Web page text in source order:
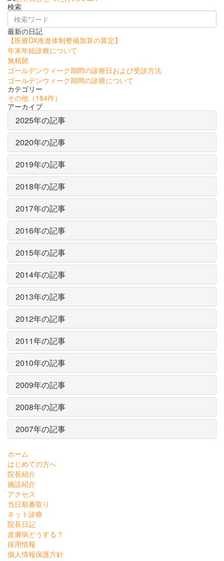
検索
最新の日記
【医療DX推進体制整備加算の算定】
年末年始診療について
無精髭
ゴールデンウィーク期間の診療日および受診方法
ゴールデンウィーク期間の診療について
カテゴリー
その他 （184件）
アーカイブ
2025年の記事
2020年の記事
2019年の記事
2018年の記事
2017年の記事
2016年の記事
2015年の記事
2014年の記事
2013年の記事
2012年の記事
2011年の記事
2010年の記事
2009年の記事
2008年の記事
2007年の記事
ホーム
はじめての方へ
院長紹介
施設紹介
アクセス
当日順番取り
ネット診療
院長日記
皮膚病どうする？
採用情報
個人情報保護方針